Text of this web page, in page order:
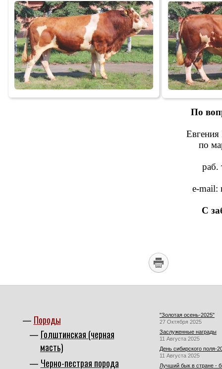
По
Евгения
по
раб.
e-mail:
С
Породы
Голштинская (черная
масть)
Черно-пестрая порода
"Золотая осень-2025"
27 Октября 2025
Заслуженные награды
11 Августа 2025
День сибирского поля-
11 Августа 2025
Лучший бык в стране -